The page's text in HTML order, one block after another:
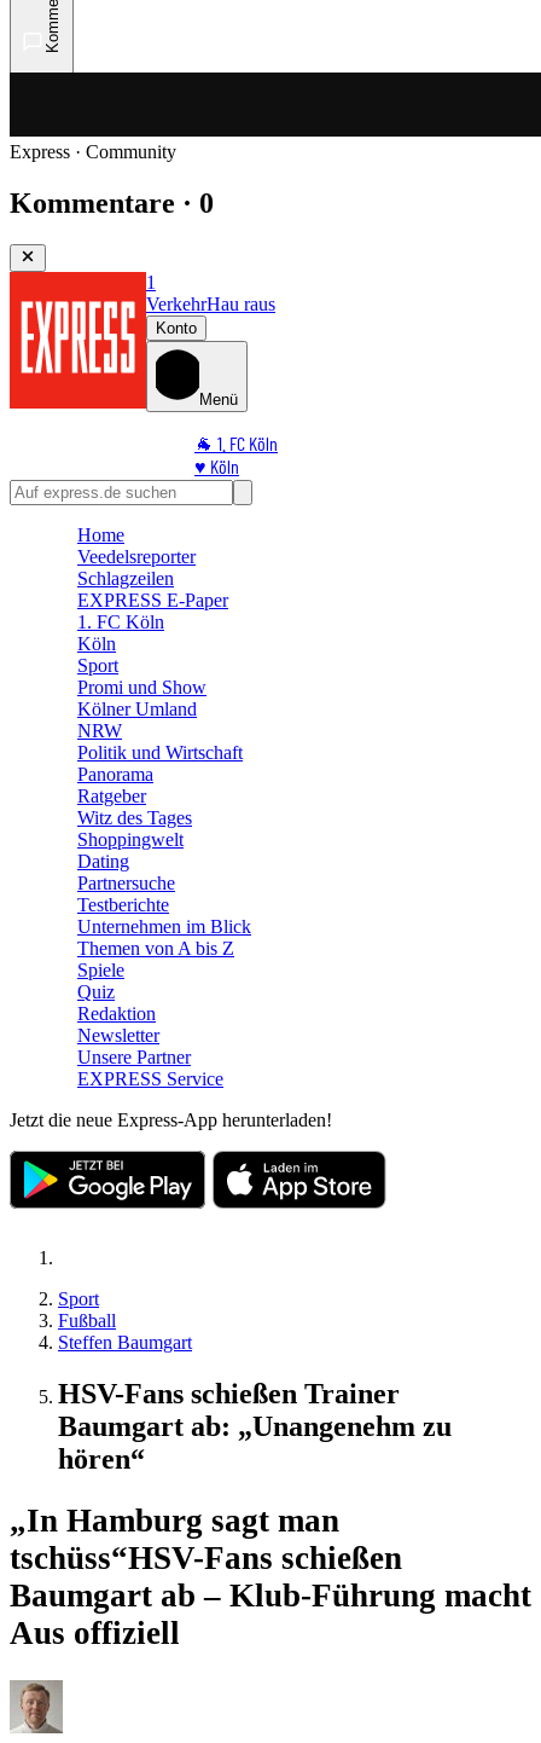
Express · Community
Kommentare · 0
1
VerkehrHau raus
Konto
Menü
🐐 1. FC Köln
♥️ Köln
⭐ Promi
🛒 Shoppingwelt
Home
Veedelsreporter
Schlagzeilen
EXPRESS E-Paper
1. FC Köln
Köln
Sport
Promi und Show
Kölner Umland
NRW
Politik und Wirtschaft
Panorama
Ratgeber
Witz des Tages
Shoppingwelt
Dating
Partnersuche
Testberichte
Unternehmen im Blick
Themen von A bis Z
Spiele
Quiz
Redaktion
Newsletter
Unsere Partner
EXPRESS Service
Jetzt die neue Express-App herunterladen!
Sport
Fußball
Steffen Baumgart
HSV-Fans schießen Trainer
Baumgart ab: „Unangenehm zu
hören“
„In Hamburg sagt man
tschüss“HSV-Fans schießen
Baumgart ab – Klub-Führung macht
Aus offiziell